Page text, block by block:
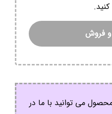
و فروش
می توانید با ما در